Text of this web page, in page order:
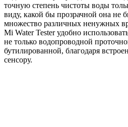
точную степень чистоты воды
виду, какой бы прозрачной она не
множество различных ненужных
Mi Water Tester удобно
не только водопроводной
бутилированной, благодаря
сенсору.